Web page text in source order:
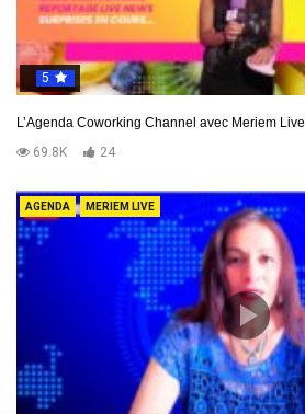
5
L’Agenda Coworking Channel avec Meriem Live
69.8K
24
AGENDA MERIEM LIVE